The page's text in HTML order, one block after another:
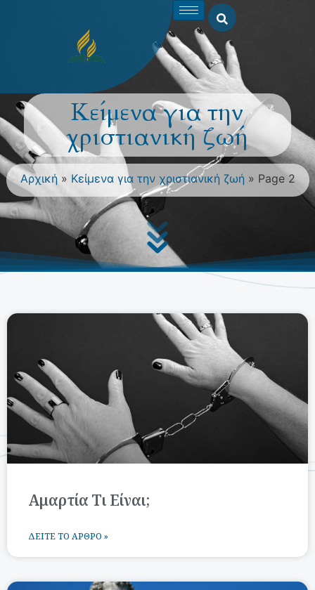
Κείμενα για την
χριστιανική ζωή
Αρχική» Κείμενα για την χριστιανική ζωή » Page 2
Αμαρτία Τι Είναι;
ΔΕΊΤΕ ΤΟ ΆΡΘΡΟ »